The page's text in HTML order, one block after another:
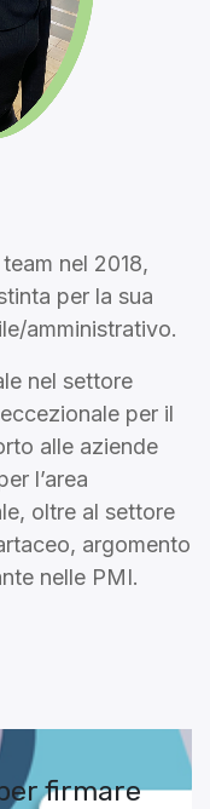
nel 2018,
per la sua
amministrativo.
nel settore
per il
alle aziende
l’area
oltre al settore
argomento
nelle PMI.
firmare